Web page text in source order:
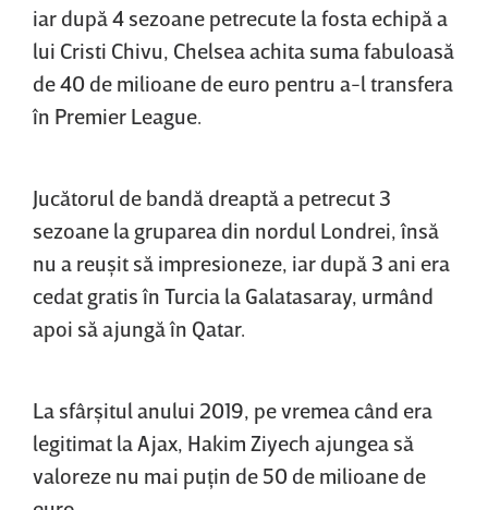
iar după 4 sezoane petrecute la fosta echipă a
lui Cristi Chivu, Chelsea achita suma fabuloasă
de 40 de milioane de euro pentru a-l transfera
în Premier League.
Jucătorul de bandă dreaptă a petrecut 3
sezoane la gruparea din nordul Londrei, însă
nu a reuşit să impresioneze, iar după 3 ani era
cedat gratis în Turcia la Galatasaray, urmând
apoi să ajungă în Qatar.
La sfârşitul anului 2019, pe vremea când era
legitimat la Ajax, Hakim Ziyech ajungea să
valoreze nu mai puţin de 50 de milioane de